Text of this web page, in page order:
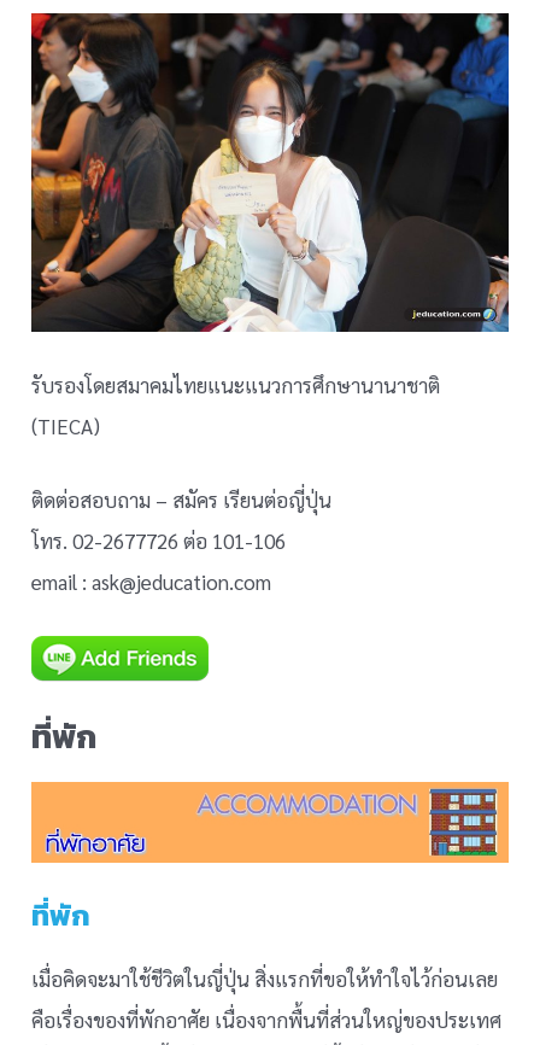
รับรองโดยสมาคมไทยแนะแนวการศึกษานานาชาติ
(TIECA)
ติดต่อสอบถาม – สมัคร เรียนต่อญี่ปุ่น
โทร. 02-2677726 ต่อ 101-106
email : ask@jeducation.com
ที่พัก
ที่พัก
เมื่อคิดจะมาใช้ชีวิตในญี่ปุ่น สิ่งแรกที่ขอให้ทำใจไว้ก่อนเลย
คือเรื่องของที่พักอาศัย เนื่องจากพื้นที่ส่วนใหญ่ของประเทศ